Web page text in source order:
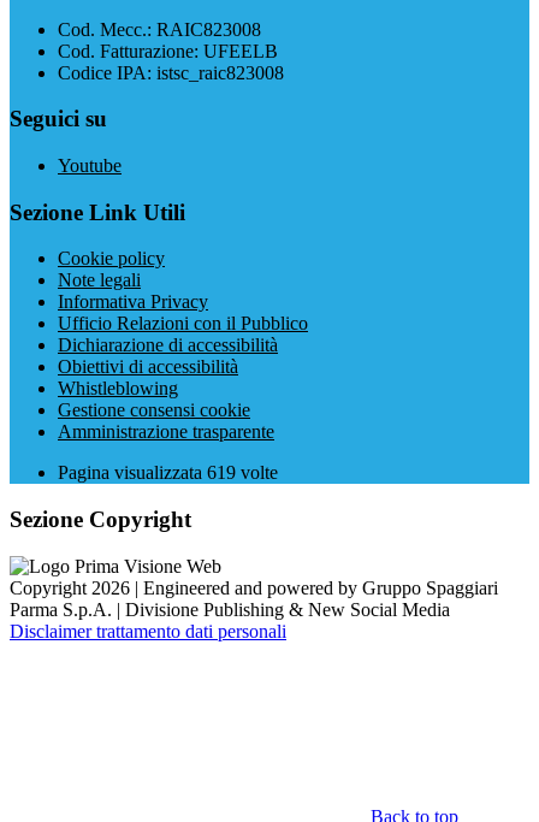
Cod. Mecc.: RAIC823008
Cod. Fatturazione: UFEELB
Codice IPA: istsc_raic823008
Seguici su
Youtube
Sezione Link Utili
Cookie policy
Note legali
Informativa Privacy
Ufficio Relazioni con il Pubblico
Dichiarazione di accessibilità
Obiettivi di accessibilità
Whistleblowing
Gestione consensi cookie
Amministrazione trasparente
Pagina visualizzata 619 volte
Sezione Copyright
Copyright 2026 | Engineered and powered by Gruppo Spaggiari
Parma S.p.A. | Divisione Publishing & New Social Media
Disclaimer trattamento dati personali
Back to top